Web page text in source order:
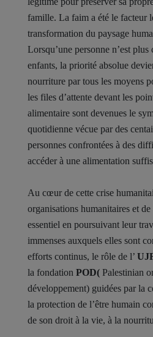
famille. La faim a été le facteur
transformation du paysage
Lorsqu’une personne n’est
enfants, la priorité absolue
nourriture par tous les moyens
les files d’attente devant les
alimentaire sont devenues le
quotidienne vécue par des
personnes confrontées à des
accéder à une alimentation
Au cœur de cette crise
organisations humanitaires et
essentiel en poursuivant leur
immenses auxquels elles sont
efforts continus, le rôle de l’
la fondation POD( Palestinian
développement) guidées par la
la protection de l’être humain
de son droit à la vie, à la